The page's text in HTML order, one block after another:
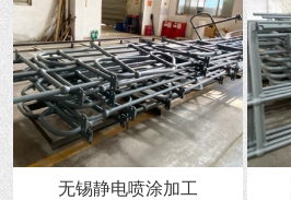
无锡静电喷涂加工